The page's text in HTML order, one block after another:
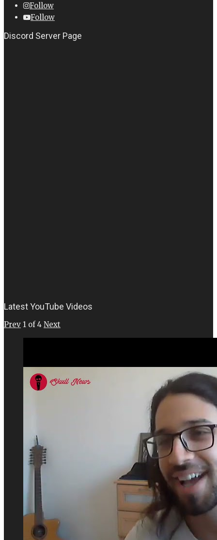
Follow
Follow
Discord Server Page
Latest YouTube Videos
Prev 1 of 4 Next